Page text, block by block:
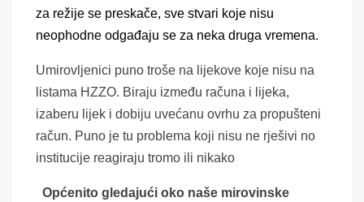
za režije se preskače, sve stvari koje nisu
neophodne odgađaju se za neka druga vremena.
Umirovljenici puno troše na lijekove koje nisu na
listama HZZO. Biraju između računa i lijeka,
izaberu lijek i dobiju uvećanu ovrhu za propušteni
račun. Puno je tu problema koji nisu ne rješivi no
institucije reagiraju tromo ili nikako
Općenito gledajući oko naše mirovinske